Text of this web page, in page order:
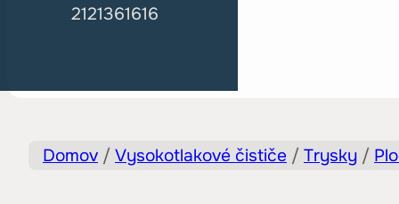
2121361616
Domov / Vysokotlakové čističe / Trysky /